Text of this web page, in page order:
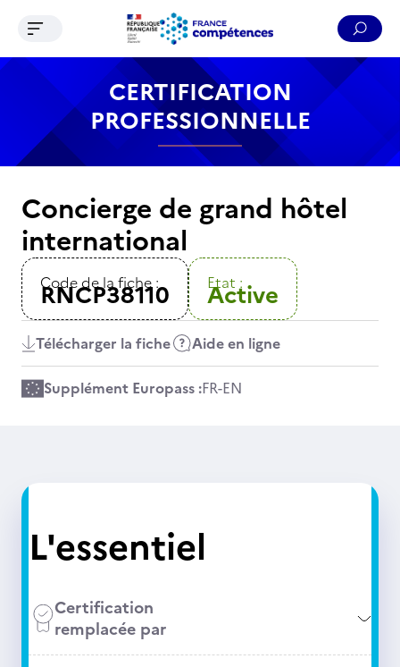
Contenu Recherche Menu Pied de page
Ouvrir le menu de navigation
CERTIFICATION
PROFESSIONNELLE
Concierge de grand hôtel
international
Code de la fiche :
RNCP38110 Etat :
Active
Télécharger la fiche Aide en ligne
Supplément Europass :FR-EN
L'essentiel
Certification
remplacée par